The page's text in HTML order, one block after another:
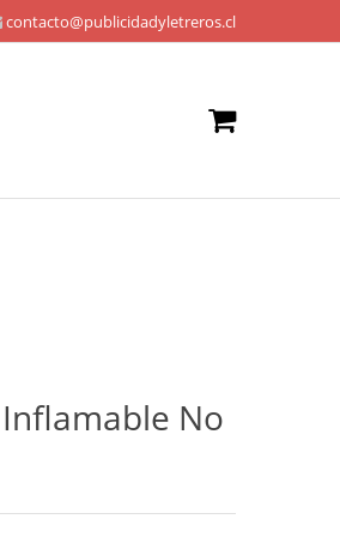
contacto@publicidadyletreros.cl
No